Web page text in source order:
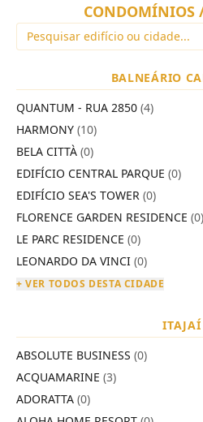
CONDOMÍNIOS
BALNEÁRIO
QUANTUM - RUA 2850 (4)
HARMONY (10)
BELA CITTÀ (0)
EDIFÍCIO CENTRAL PARQUE (0)
EDIFÍCIO SEA'S TOWER (0)
FLORENCE GARDEN RESIDENCE (0)
LE PARC RESIDENCE (0)
LEONARDO DA VINCI (0)
+ VER TODOS DESTA CIDADE
ITAJAÍ
ABSOLUTE BUSINESS (0)
ACQUAMARINE (3)
ADORATTA (0)